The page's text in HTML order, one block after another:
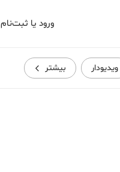
ورود یا ثبت‌نام
ویدیودار بیشتر